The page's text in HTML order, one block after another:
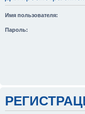
Имя пользователя:
Пароль: